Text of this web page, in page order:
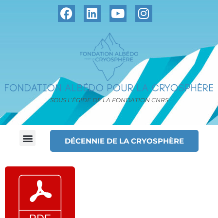
SOUS L’ÉGIDE DE LA FONDATION CNRS
DÉCENNIE DE LA CRYOSPHÈRE